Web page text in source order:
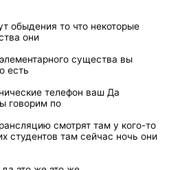
обыдения то что некоторые
они
существа вы
есть
телефон ваш Да
говорим по
смотрят там у кого-то
студентов там сейчас ночь они